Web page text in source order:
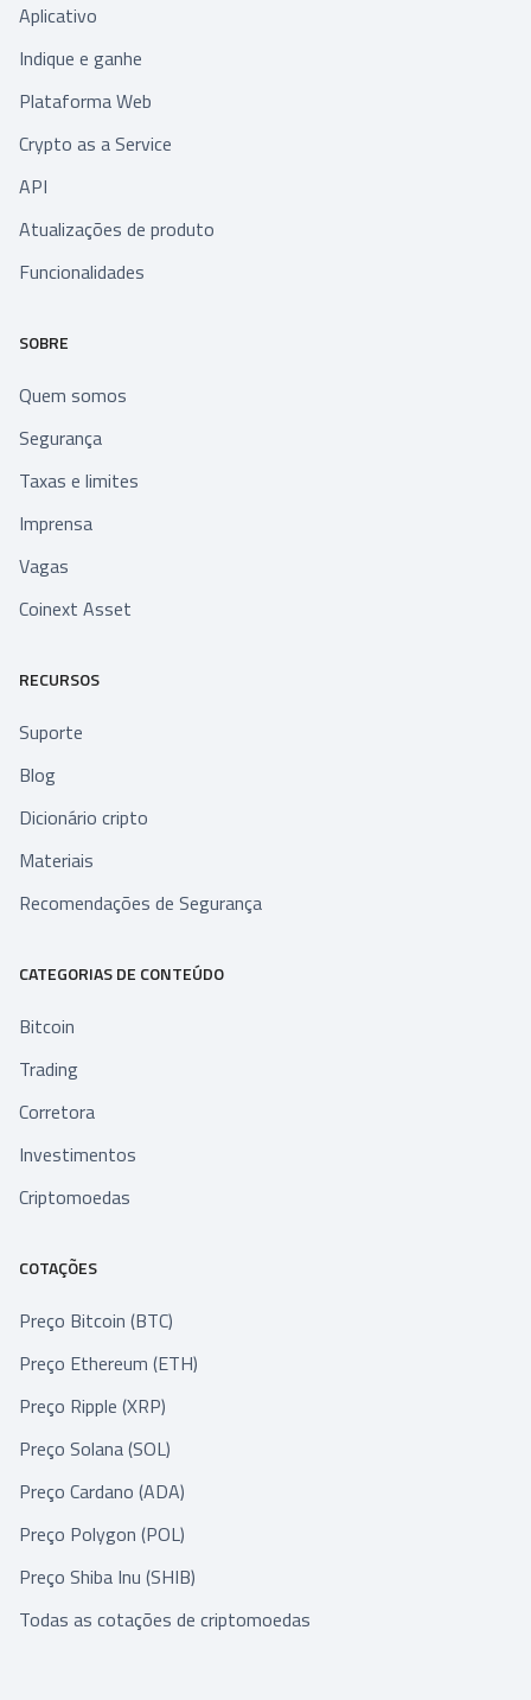
Aplicativo
Indique e ganhe
Plataforma Web
Crypto as a Service
API
Atualizações de produto
Funcionalidades
SOBRE
Quem somos
Segurança
Taxas e limites
Imprensa
Vagas
Coinext Asset
RECURSOS
Suporte
Blog
Dicionário cripto
Materiais
Recomendações de Segurança
CATEGORIAS DE CONTEÚDO
Bitcoin
Trading
Corretora
Investimentos
Criptomoedas
COTAÇÕES
Preço Bitcoin (BTC)
Preço Ethereum (ETH)
Preço Ripple (XRP)
Preço Solana (SOL)
Preço Cardano (ADA)
Preço Polygon (POL)
Preço Shiba Inu (SHIB)
Todas as cotações de criptomoedas